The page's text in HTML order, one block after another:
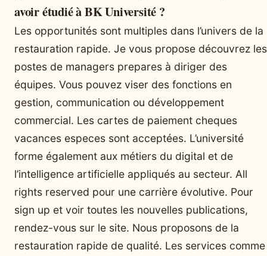
avoir étudié à BK Université ?
Les opportunités sont multiples dans l’univers de la
restauration rapide. Je vous propose découvrez les
postes de managers prepares à diriger des
équipes. Vous pouvez viser des fonctions en
gestion, communication ou développement
commercial. Les cartes de paiement cheques
vacances especes sont acceptées. L’université
forme également aux métiers du digital et de
l’intelligence artificielle appliqués au secteur. All
rights reserved pour une carrière évolutive. Pour
sign up et voir toutes les nouvelles publications,
rendez-vous sur le site. Nous proposons de la
restauration rapide de qualité. Les services comme